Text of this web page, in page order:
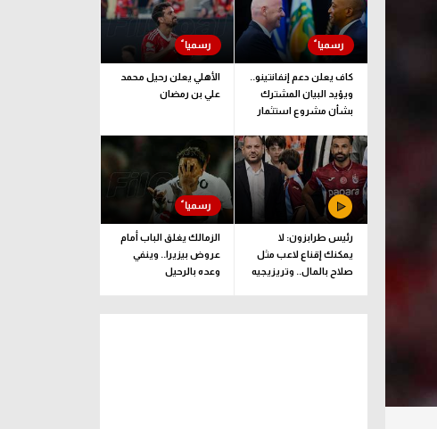
كاف يعلن دعم إنفانتينو..
ويؤيد البيان المشترك
بشأن مشروع استثمار
الأهلي يعلن رحيل محمد
علي بن رمضان
رئيس طرابزون: لا
يمكنك إقناع لاعب مثل
صلاح بالمال.. وتريزيجيه
الزمالك يغلق الباب أمام
عروض بيزيرا.. وينفي
وعده بالرحيل